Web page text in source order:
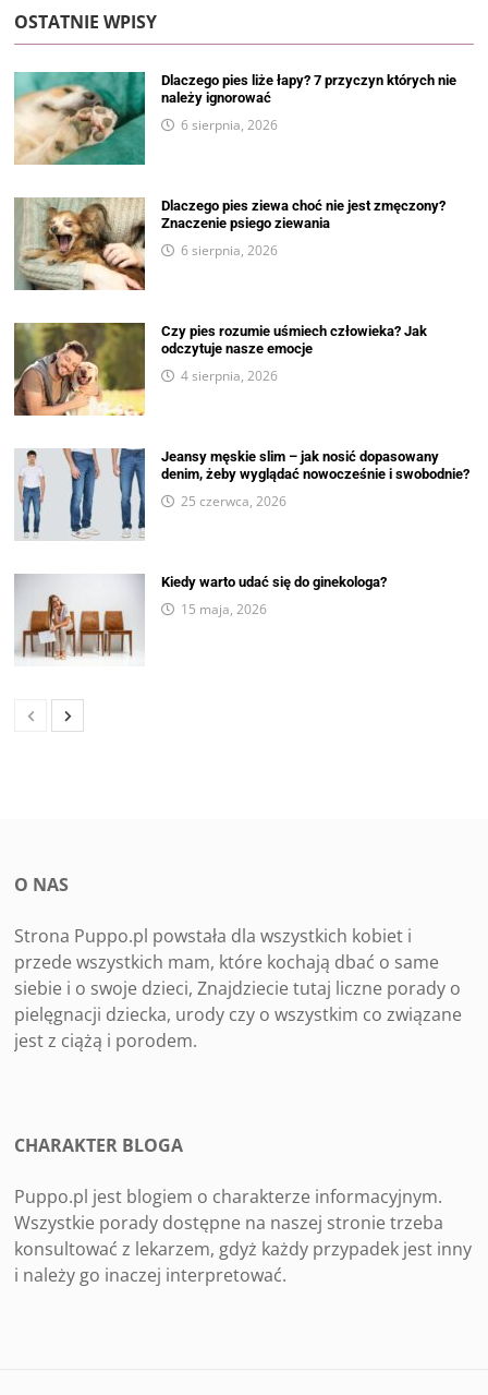
OSTATNIE WPISY
Dlaczego pies liże łapy? 7 przyczyn których nie
należy ignorować
6 sierpnia, 2026
Dlaczego pies ziewa choć nie jest zmęczony?
Znaczenie psiego ziewania
6 sierpnia, 2026
Czy pies rozumie uśmiech człowieka? Jak
odczytuje nasze emocje
4 sierpnia, 2026
Jeansy męskie slim – jak nosić dopasowany
denim, żeby wyglądać nowocześnie i swobodnie?
25 czerwca, 2026
Kiedy warto udać się do ginekologa?
15 maja, 2026
O NAS
Strona Puppo.pl powstała dla wszystkich kobiet i
przede wszystkich mam, które kochają dbać o same
siebie i o swoje dzieci, Znajdziecie tutaj liczne porady o
pielęgnacji dziecka, urody czy o wszystkim co związane
jest z ciążą i porodem.
CHARAKTER BLOGA
Puppo.pl jest blogiem o charakterze informacyjnym.
Wszystkie porady dostępne na naszej stronie trzeba
konsultować z lekarzem, gdyż każdy przypadek jest inny
i należy go inaczej interpretować.